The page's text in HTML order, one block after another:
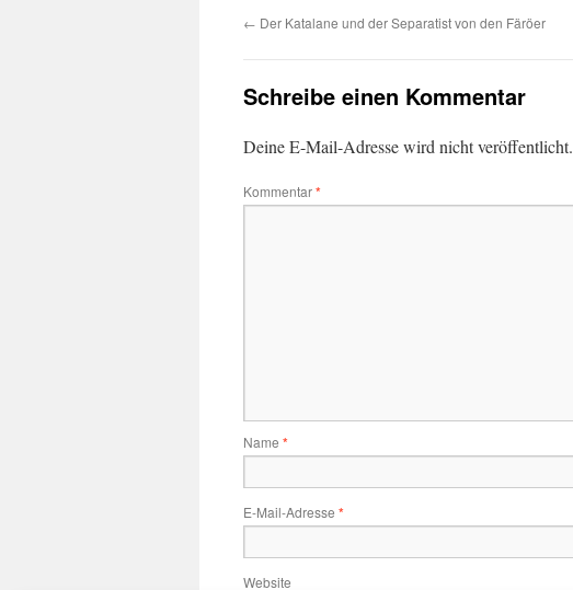
← Der Katalane und der Separatist von den Färöer
Schreibe einen Kommentar
Deine E-Mail-Adresse wird nicht veröffentlicht.
Kommentar*
Name *
E-Mail-Adresse *
Website